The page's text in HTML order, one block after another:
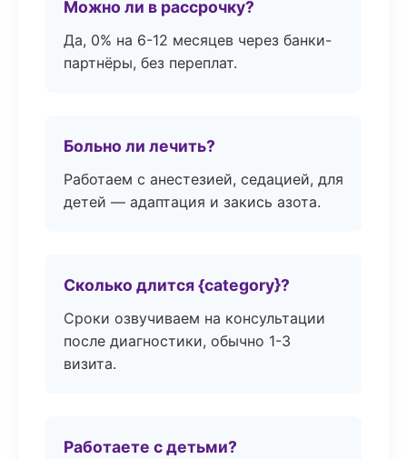
Можно ли в рассрочку?
Да, 0% на 6-12 месяцев через банки-
партнёры, без переплат.
Больно ли лечить?
Работаем с анестезией, седацией, для
детей — адаптация и закись азота.
Сколько длится {category}?
Сроки озвучиваем на консультации
после диагностики, обычно 1-3
визита.
Работаете с детьми?